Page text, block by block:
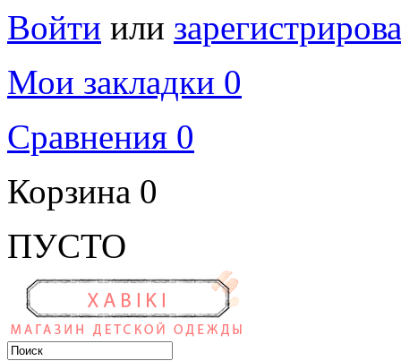
Войти или
Мои закладки 0
Сравнения 0
Корзина 0
ПУСТО